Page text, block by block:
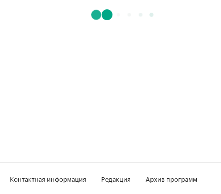
Контактная информация Редакция
Архив программ